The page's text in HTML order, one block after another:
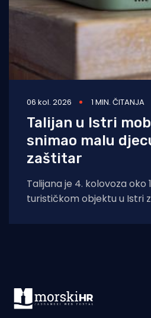
06 kol. 2026 1 MIN. ČITANJA
Talijan u Istri
snimao malu
zaštitar
Talijana je 4. kolovoza oko
turističkom objektu u Istri